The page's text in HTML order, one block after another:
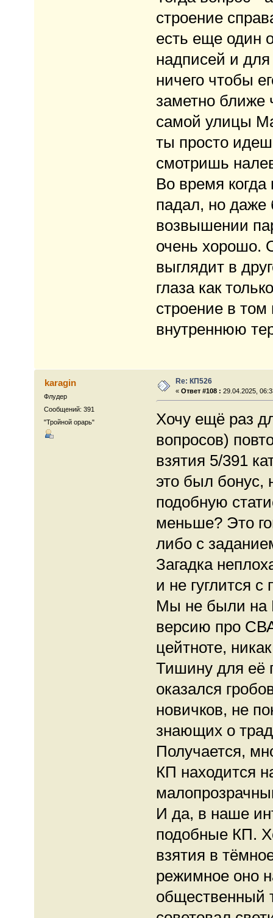
строение
есть еще один
надписей и для
ничего чтобы
заметно ближе
самой улицы
ты просто
смотришь
Во время
падал, но даже
возвышении
очень хорошо.
выглядит в
глаза как
строение в
внутреннюю
karagin
Флудер
Сообщений: 391
"Тройной орарь"
Re: КП526
«Ответ #108 : 29.04.2025,
Хочу ещё раз
вопросов)
взятия 5/391
это был бонус,
подобную
меньше? Это
либо с
Загадка
и не гуглится с
Мы не были на
версию про
цейтноте,
Тишину для её
оказался
новичков, не
знающих о
Получается,
КП находится
И да, в наше
подобные КП.
взятия в
режимное оно
общественный